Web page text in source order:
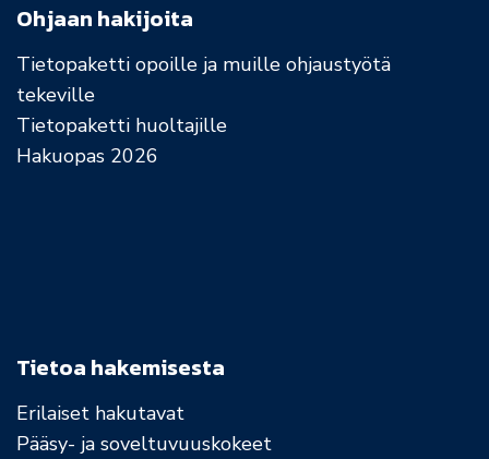
Ohjaan hakijoita
Tietopaketti opoille ja muille ohjaustyötä
tekeville
Tietopaketti huoltajille
Hakuopas 2026
Tietoa hakemisesta
Erilaiset hakutavat
Pääsy- ja soveltuvuuskokeet